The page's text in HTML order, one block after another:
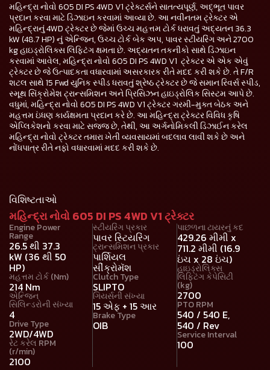
મહિન્દ્રા નોવો 605 DI PS 4WD V1 ટ્રેક્ટર્સને સાતત્યપૂર્ણ, અદ્ભૂત પાવર
પ્રદાન કરવા માટે ડિઝાઇન કરવામાં આવ્યા છે. આ નવીનતમ ટ્રેક્ટર એ
મહિન્દ્રાનું 4WD ટ્રેક્ટર છે જેમાં ઉચ્ચ મહત્તમ ટોર્ક ધરાવતું અદ્યતન 36.3
kW (48.7 HP) નું એન્જિન, ઉચ્ચ ટોર્ક બેક અપ, પાવર સ્ટીયરિંગ અને 2700
kg હાઇડ્રોલિક્સ લિફ્ટિંગ ક્ષમતા છે. અદ્યતન તકનીકો સાથે ડિઝાઇન
કરવામાં આવેલ, મહિન્દ્રા નોવો 605 DI PS 4WD V1 ટ્રેક્ટર એ એક એવું
ટ્રેક્ટર છે જે ઉત્પાદકતા વધારવામાં અસરકારક રીતે મદદ કરી શકે છે. તે F/R
શટલ સાથે 15 Fwd યુનિક સ્પીડ ધરાવતું શ્રેષ્ઠ ટ્રેક્ટર છે જે સમાન રિવર્સ સ્પીડ,
સ્મૂથ સિંક્રોમેશ ટ્રાન્સમિશન અને પ્રિસિઝન હાઇડ્રોલિક સિસ્ટમ આપે છે.
વધુમાં, મહિન્દ્રા નોવો 605 DI PS 4WD V1 ટ્રેક્ટર ગરમી-મુક્ત બેઠક અને
મહત્તમ ઇંધણ કાર્યક્ષમતા પ્રદાન કરે છે. આ મહિન્દ્રા ટ્રેક્ટર વિવિધ કૃષિ
એપ્લિકેશનો કરવા માટે સજ્જ છે, તેથી, આ અર્ગનોમિકલી ડિઝાઈન કરેલ
મહિન્દ્રા નોવો ટ્રેક્ટર તમારા ખેતી વ્યવસાયમાં બદલાવ લાવી શકે છે અને
નોંધપાત્ર રીતે નફો વધારવામાં મદદ કરી શકે છે.
વિશિષ્ટતાઓ
મહિન્દ્રા નોવો 605 DI PS 4WD V1 ટ્રેક્ટર
Engine Power
Range
26.5 થી 37.3
kW (36 થી 50
HP)
મહત્તમ ટોર્ક (Nm)
214 Nm
એન્જિન
સિલિન્ડરોની સંખ્યા
4
Drive Type
2WD/4WD
રેટ કરેલ RPM
(r/min)
2100
સ્ટીયરિંગ પ્રકાર
પાવર સ્ટિયરિંગ
ટ્રાન્સમિશન પ્રકાર
પાર્શિયલ
સીંક્રોમૅશ
Clutch Type
SLIPTO
ગિયર્સની સંખ્યા
15 એફ + 15 આર
Brake Type
OIB
પાછળના ટાયરનું કદ
429.26 મીમી x
711.2 મીમી (16.9
ઇંચ x 28 ઇંચ)
હાઇડ્રોલિક્સ
લિફ્ટિંગ કેપેસિટી
(kg)
2700
PTO RPM
540 / 540 E,
540 / Rev
Service Interval
100